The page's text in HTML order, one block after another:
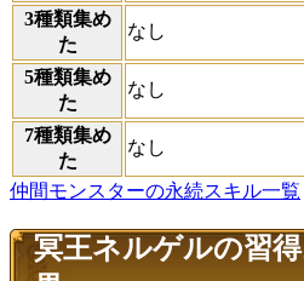
3種類集め
た
なし
5種類集め
た
なし
7種類集め
た
なし
仲間モンスターの永続スキル一覧
冥王ネルゲルの習